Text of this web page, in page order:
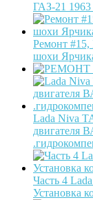
ГАЗ-21
Ремонт #15,
шохи
Lada Niva
двигателя
Часть 4
Установка